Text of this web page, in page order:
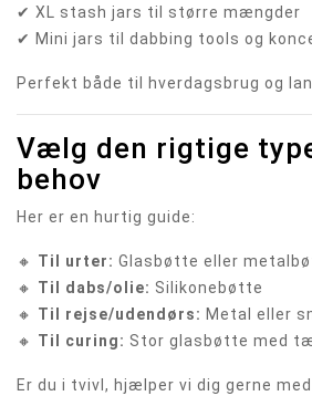
✔ XL stash jars til større mængder
✔ Mini jars til dabbing tools og
Perfekt både til hverdagsbrug og
Vælg den rigtige
behov
Her er en hurtig guide:
🔸 Til urter: Glasbøtte eller
🔸 Til dabs/olie: Silikonebøtte
🔸 Til rejse/udendørs: Metal eller
🔸 Til curing: Stor glasbøtte med
Er du i tvivl, hjælper vi dig gerne